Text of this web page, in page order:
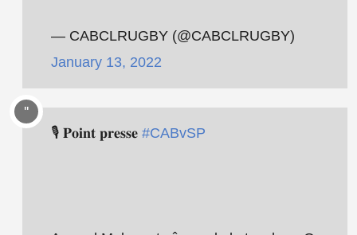
— CABCLRUGBY (@CABCLRUGBY)
January 13, 2022
🎙 𝐏𝐨𝐢𝐧𝐭 𝐩𝐫𝐞𝐬𝐬𝐞 #CABvSP